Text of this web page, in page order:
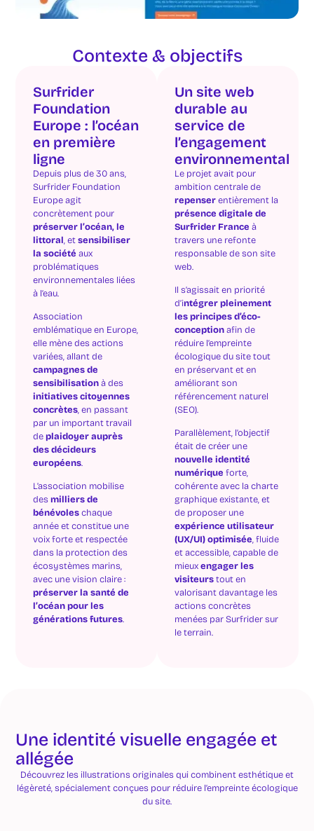
Contexte & objectifs
Surfrider
Foundation
Europe : l’océan
en première
ligne
Depuis plus de 30 ans,
Surfrider Foundation
Europe agit
concrètement pour
préserver l’océan, le
littoral, etsensibiliser
la société aux
problématiques
environnementales liées
à l’eau.
Association
emblématique en Europe,
elle mène des actions
variées, allant de
campagnes de
sensibilisationà des
initiatives citoyennes
concrètes, en passant
par un important travail
deplaidoyer auprès
des décideurs
européens.
L’association mobilise
desmilliers de
bénévoleschaque
année et constitue une
voix forte et respectée
dans la protection des
écosystèmes marins,
avec une vision claire :
préserver la santé de
l’océan pour les
générations futures.
Un site web
durable au
service de
l’engagement
environnemental
Le projet avait pour
ambition centrale de
repenserentièrement la
présence digitale de
Surfrider France à
travers une refonte
responsable de son site
web.
Il s’agissait en priorité
d’intégrer pleinement
les principes d’éco-
conceptionafin de
réduire l’empreinte
écologique du site tout
en préservant et en
améliorant son
référencement naturel
(SEO).
Parallèlement, l’objectif
était de créer une
nouvelle identité
numérique forte,
cohérente avec la charte
graphique existante, et
de proposer une
expérience utilisateur
(UX/UI) optimisée, fluide
et accessible, capable de
mieuxengager les
visiteurstout en
valorisant davantage les
actions concrètes
menées par Surfrider sur
le terrain.
Une identité visuelle engagée et
allégée
Découvrez les illustrations originales qui combinent esthétique et
légèreté, spécialement conçues pour réduire l’empreinte écologique
du site.